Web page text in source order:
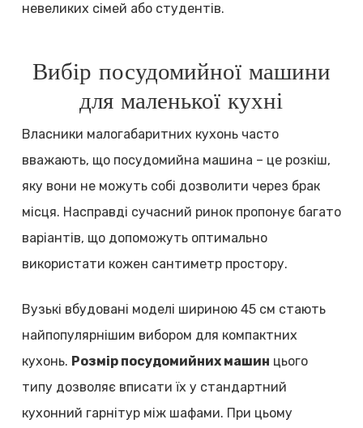
невеликих сімей або студентів.
Вибір посудомийної машини
для маленької кухні
Власники малогабаритних кухонь часто
вважають, що посудомийна машина – це розкіш,
яку вони не можуть собі дозволити через брак
місця. Насправді сучасний ринок пропонує багато
варіантів, що допоможуть оптимально
використати кожен сантиметр простору.
Вузькі вбудовані моделі шириною 45 см стають
найпопулярнішим вибором для компактних
кухонь. Розмір посудомийних машин цього
типу дозволяє вписати їх у стандартний
кухонний гарнітур між шафами. При цьому